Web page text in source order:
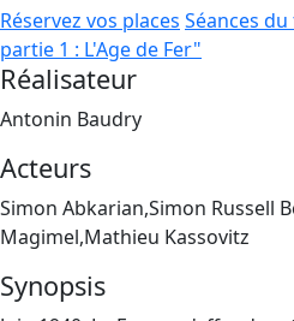
Réservez vos places Séances
partie 1 : L'Age de Fer"
Réalisateur
Antonin Baudry
Acteurs
Simon Abkarian,Simon Russell
Magimel,Mathieu Kassovitz
Synopsis